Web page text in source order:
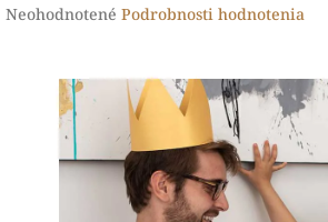
Priemerné
hviezdičiek.
Neohodnotené Podrobnosti hodnotenia